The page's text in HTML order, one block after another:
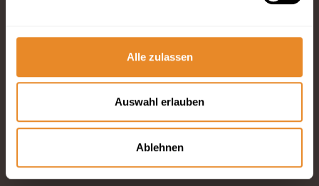
Alle zulassen
Auswahl erlauben
Ablehnen
E-Mail schreiben